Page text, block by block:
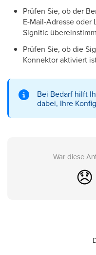
Prüfen Sie, ob der
E-Mail-Adresse oder
Signitic
Prüfen Sie, ob die
Konnektor aktiviert
Bei Bedarf hilft
dabei, Ihre
War diese
😞